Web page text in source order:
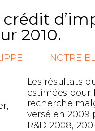
crédit
2010.
NOTRE
Les résultats
estimées pour
recherche
versé en 2009
R&D 2008,